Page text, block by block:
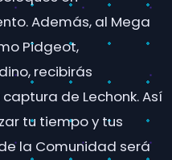
Además, al Mega
Pidgeot,
recibirás
de Lechonk. Así
tu tiempo y tus
la Comunidad será